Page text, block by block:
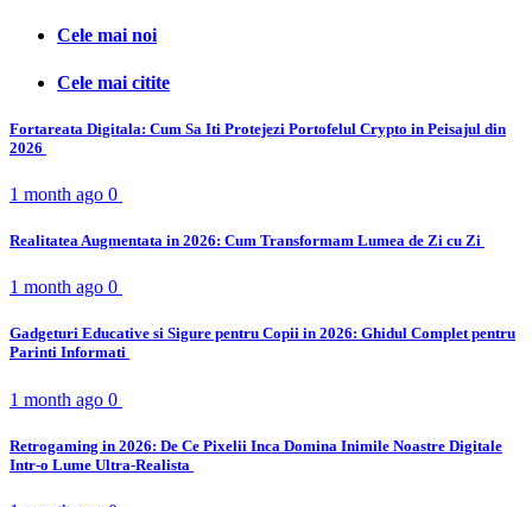
Cele mai noi
Cele mai citite
Fortareata Digitala: Cum Sa Iti Protejezi Portofelul Crypto in Peisajul din
2026
1 month ago 0
Realitatea Augmentata in 2026: Cum Transformam Lumea de Zi cu Zi
1 month ago 0
Gadgeturi Educative si Sigure pentru Copii in 2026: Ghidul Complet pentru
Parinti Informati
1 month ago 0
Retrogaming in 2026: De Ce Pixelii Inca Domina Inimile Noastre Digitale
Intr-o Lume Ultra-Realista